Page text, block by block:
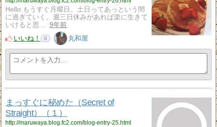
Hello.もうすぐ月曜日。土日ってあっという間
に過ぎていく。週三日休みがあれば楽に生きて
いけると思…
9年前
いいね！
0 丸和屋
まっすぐに秘めた（Secret of
Straight）（１）
http://maruwaya.blog.fc2.com/blog-entry-25.html